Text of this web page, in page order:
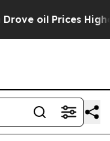
oil Prices